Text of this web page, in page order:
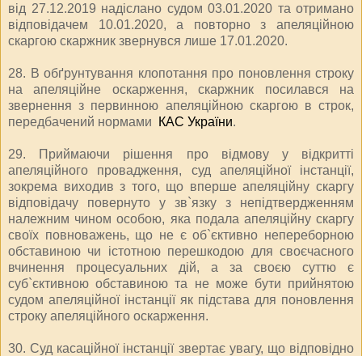
від 27.12.2019 надіслано судом 03.01.2020 та отримано
відповідачем 10.01.2020, а повторно з апеляційною
скаргою скаржник звернувся лише 17.01.2020.
28. В обґрунтування клопотання про поновлення строку
на апеляційне оскарження, скаржник посилався на
звернення з первинною апеляційною скаргою в строк,
передбачений нормами
КАС України.
29. Приймаючи рішення про відмову у відкритті
апеляційного провадження, суд апеляційної інстанції,
зокрема виходив з того, що вперше апеляційну скаргу
відповідачу повернуто у зв`язку з непідтвердженням
належним чином особою, яка подала апеляційну скаргу
своїх повноважень, що не є об`єктивно непереборною
обставиною чи істотною перешкодою для своєчасного
вчинення процесуальних дій, а за своєю суттю є
суб`єктивною обставиною та не може бути прийнятою
судом апеляційної інстанції як підстава для поновлення
строку апеляційного оскарження.
30. Суд касаційної інстанції звертає увагу, що відповідно